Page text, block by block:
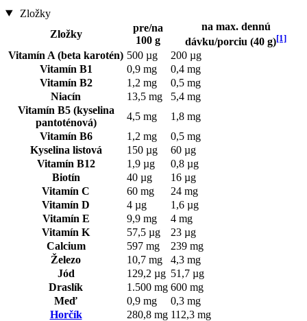
Zložky
Zložky
pre/na
100 g
na max. dennú
dávku/porciu (40 g)[1]
Vitamín A (beta karotén) 500 µg
200 µg
Vitamín B1
0,9 mg
0,4 mg
Vitamín B2
1,2 mg
0,5 mg
Niacín
13,5 mg
5,4 mg
Vitamín B5 (kyselina
pantoténová)
4,5 mg
1,8 mg
Vitamín B6
1,2 mg
0,5 mg
Kyselina listová
150 µg
60 µg
Vitamín B12
1,9 µg
0,8 µg
Biotín
40 µg
16 µg
Vitamín C
60 mg
24 mg
Vitamín D
4 µg
1,6 µg
Vitamín E
9,9 mg
4 mg
Vitamín K
57,5 µg
23 µg
Calcium
597 mg
239 mg
Železo
10,7 mg
4,3 mg
Jód
129,2 µg 51,7 µg
Draslík
1.500 mg 600 mg
Meď
0,9 mg
0,3 mg
Horčík
280,8 mg 112,3 mg